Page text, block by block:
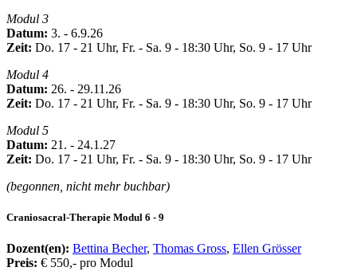
Modul 3
Datum: 3. - 6.9.26
Zeit: Do. 17 - 21 Uhr, Fr. - Sa. 9 - 18:30 Uhr, So. 9 - 17 Uhr
Modul 4
Datum: 26. - 29.11.26
Zeit: Do. 17 - 21 Uhr, Fr. - Sa. 9 - 18:30 Uhr, So. 9 - 17 Uhr
Modul 5
Datum: 21. - 24.1.27
Zeit: Do. 17 - 21 Uhr, Fr. - Sa. 9 - 18:30 Uhr, So. 9 - 17 Uhr
(begonnen, nicht mehr buchbar)
Craniosacral-Therapie Modul 6 - 9
Dozent(en): Bettina Becher, Thomas Gross, Ellen Grösser
Preis: € 550,- pro Modul